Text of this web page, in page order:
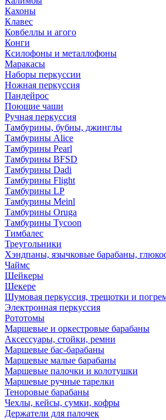
Кахоны
Клавес
Ковбеллы и агого
Конги
Ксилофоны и металлофоны
Маракасы
Наборы перкуссии
Ножная перкуссия
Пандейрос
Поющие чаши
Ручная перкуссия
Тамбурины, бубны, джинглы
Тамбурины Alice
Тамбурины Pearl
Тамбурины BFSD
Тамбурины Dadi
Тамбурины Flight
Тамбурины LP
Тамбурины Meinl
Тамбурины Oruga
Тамбурины Tycoon
Тимбалес
Треугольники
Хэндпаны, язычковые барабаны,
Чаймс
Шейкеры
Шекере
Шумовая перкуссия, трещотки и
Электронная перкуссия
Рототомы
Маршевые и оркестровые барабаны
Аксессуары, стойки, ремни
Маршевые бас-барабаны
Маршевые малые барабаны
Маршевые палочки и колотушки
Маршевые ручные тарелки
Теноровые барабаны
Чехлы, кейсы, сумки, кофры
Держатели для палочек